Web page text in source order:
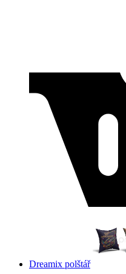
Dreamix polštář